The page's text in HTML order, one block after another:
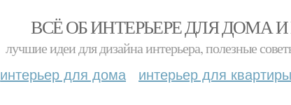
ВСЁ ОБ ИНТЕРЬЕРЕ ДЛЯ ДОМА
лучшие идеи для дизайна интерьера, полезные
интерьер для дома интерьер для квартиры